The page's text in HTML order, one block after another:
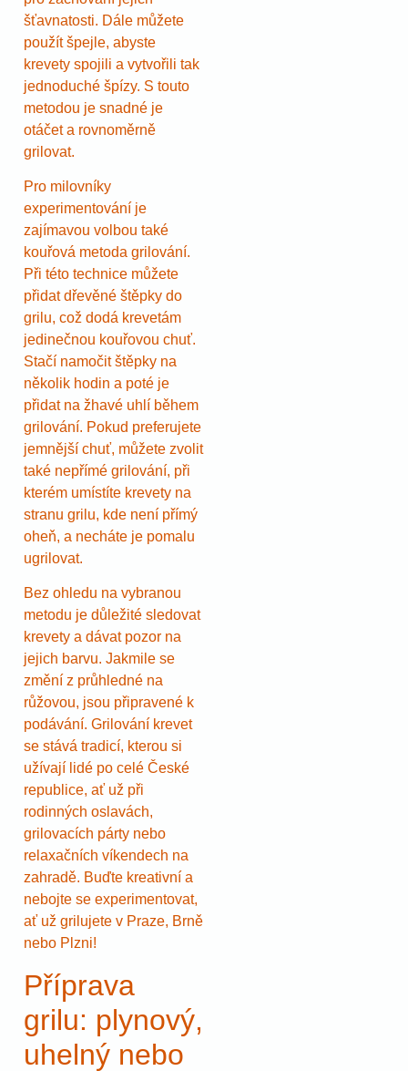
šťavnatosti. Dále můžete
použít špejle, abyste
krevety spojili a vytvořili tak
jednoduché špízy. S touto
metodou je snadné je
otáčet a rovnoměrně
grilovat.
Pro milovníky
experimentování je
zajímavou volbou také
kouřová metoda grilování.
Při této technice můžete
přidat dřevěné štěpky do
grilu, což dodá krevetám
jedinečnou kouřovou chuť.
Stačí namočit štěpky na
několik hodin a poté je
přidat na žhavé uhlí během
grilování. Pokud preferujete
jemnější chuť, můžete zvolit
také nepřímé grilování, při
kterém umístíte krevety na
stranu grilu, kde není přímý
oheň, a necháte je pomalu
ugrilovat.
Bez ohledu na vybranou
metodu je důležité sledovat
krevety a dávat pozor na
jejich barvu. Jakmile se
změní z průhledné na
růžovou, jsou připravené k
podávání. Grilování krevet
se stává tradicí, kterou si
užívají lidé po celé České
republice, ať už při
rodinných oslavách,
grilovacích párty nebo
relaxačních víkendech na
zahradě. Buďte kreativní a
nebojte se experimentovat,
ať už grilujete v Praze, Brně
nebo Plzni!
Příprava
grilu: plynový,
uhelný nebo